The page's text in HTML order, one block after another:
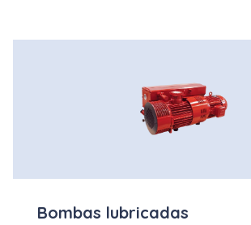
Bombas lubricadas